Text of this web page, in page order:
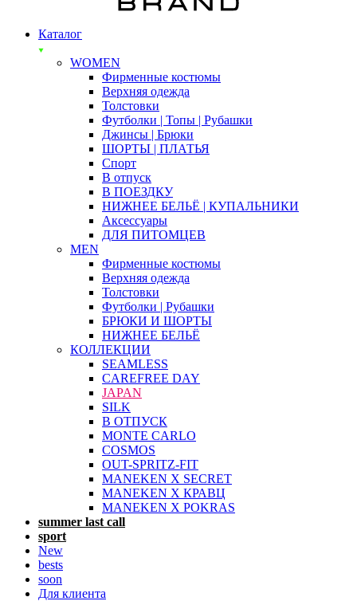
Каталог
WOMEN
Фирменные костюмы
Верхняя одежда
Толстовки
Футболки | Топы | Рубашки
Джинсы | Брюки
ШОРТЫ | ПЛАТЬЯ
Спорт
В отпуск
В ПОЕЗДКУ
НИЖНЕЕ БЕЛЬЁ | КУПАЛЬНИКИ
Аксессуары
ДЛЯ ПИТОМЦЕВ
MEN
Фирменные костюмы
Верхняя одежда
Толстовки
Футболки | Рубашки
БРЮКИ И ШОРТЫ
НИЖНЕЕ БЕЛЬЁ
КОЛЛЕКЦИИ
SEAMLESS
CAREFREE DAY
JAPAN
SILK
В ОТПУСК
MONTE CARLO
COSMOS
OUT-SPRITZ-FIT
MANEKEN X SECRET
MANEKEN X КРАВЦ
MANEKEN X POKRAS
summer last call
sport
New
bests
soon
Для клиента